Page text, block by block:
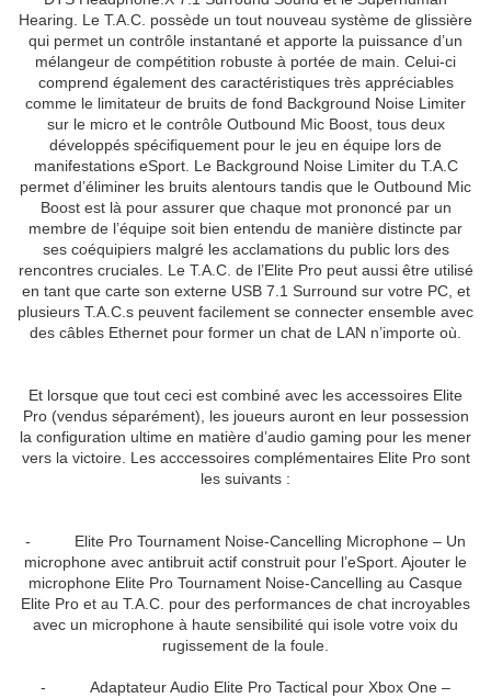
Hearing. Le T.A.C. possède un tout nouveau système de glissière
qui permet un contrôle instantané et apporte la puissance d’un
mélangeur de compétition robuste à portée de main. Celui-ci
comprend également des caractéristiques très appréciables
comme le limitateur de bruits de fond Background Noise Limiter
sur le micro et le contrôle Outbound Mic Boost, tous deux
développés spécifiquement pour le jeu en équipe lors de
manifestations eSport. Le Background Noise Limiter du T.A.C
permet d’éliminer les bruits alentours tandis que le Outbound Mic
Boost est là pour assurer que chaque mot prononcé par un
membre de l’équipe soit bien entendu de manière distincte par
ses coéquipiers malgré les acclamations du public lors des
rencontres cruciales. Le T.A.C. de l’Elite Pro peut aussi être utilisé
en tant que carte son externe USB 7.1 Surround sur votre PC, et
plusieurs T.A.C.s peuvent facilement se connecter ensemble avec
des câbles Ethernet pour former un chat de LAN n’importe où.
Et lorsque que tout ceci est combiné avec les accessoires Elite
Pro (vendus séparément), les joueurs auront en leur possession
la configuration ultime en matière d’audio gaming pour les mener
vers la victoire. Les acccessoires complémentaires Elite Pro sont
les suivants :
- Elite Pro Tournament Noise-Cancelling Microphone – Un
microphone avec antibruit actif construit pour l’eSport. Ajouter le
microphone Elite Pro Tournament Noise-Cancelling au Casque
Elite Pro et au T.A.C. pour des performances de chat incroyables
avec un microphone à haute sensibilité qui isole votre voix du
rugissement de la foule.
- Adaptateur Audio Elite Pro Tactical pour Xbox One –